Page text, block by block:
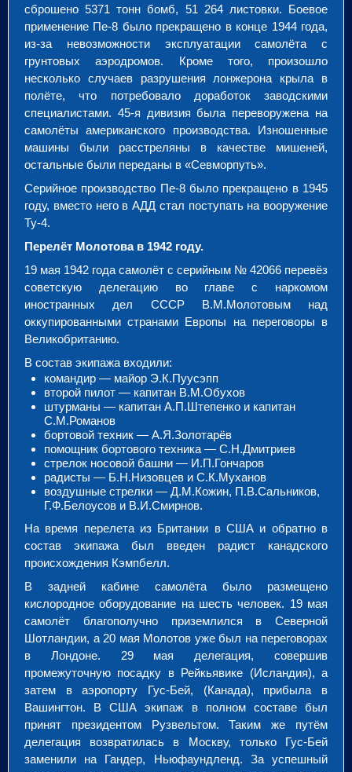
сброшено 5371 тонн бомб, 51 264 листовки. Боевое
применение Пе-8 было прекращено в конце 1944 года,
из-за невозможности эксплуатации самолёта с
грунтовых аэродромов. Кроме того, произошло
несколько случаев разрушения лонжерона крыла в
полёте, что потребовало доработок заводскими
специалистами. 45-я дивизия была переворужена на
самолёты американского производства. Изношенные
машины были расстреляны в качестве мишеней,
остальные были переданы в «Севморпуть».
Серийное производство Пе-8 было прекращено в 1945
году, вместо него в АДД стал поступать на вооружение
Ту-4.
Перелёт Молотова в 1942 году.
19 мая 1942 года самолёт с серийным № 42066 перевёз
советскую делегацию во главе с наркомом
иностранных дел СССР В.М.Молотовым над
оккупированными странами Европы на переговоры в
Великобританию.
В состав экипажа входили:
командир — майор Э.К.Пуусэпп
второй пилот — капитан В.М.Обухов
штурманы — капитан А.П.Штепенко и капитан
С.М.Романов
бортовой техник — А.Я.Золотарёв
помощник бортового техника — С.Н.Дмитриев
стрелок носовой башни — И.П.Гончаров
радисты — Б.Н.Низовцев и С.К.Муханов
воздушные стрелки — Д.М.Кожин, П.В.Сальников,
Г.Ф.Белоусов и В.И.Смирнов.
На время перелета из Британии в США и обратно в
состав экипажа был введен радист канадского
происхождения Кэмпбелл.
В задней кабине самолёта было размещено
кислородное оборудование на шесть человек. 19 мая
самолёт благополучно приземлился в Северной
Шотландии, а 20 мая Молотов уже был на переговорах
в Лондоне. 29 мая делегация, совершив
промежуточную посадку в Рейкьявике (Исландия), а
затем в аэропорту Гус-Бей, (Канада), прибыла в
Вашингтон. В США экипаж в полном составе был
принят президентом Рузвельтом. Таким же путём
делегация возвратилась в Москву, только Гус-Бей
заменили на Гандер, Ньюфаундленд. За успешный